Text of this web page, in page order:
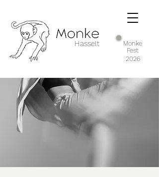
Hasselt
Monke
Fest
2026